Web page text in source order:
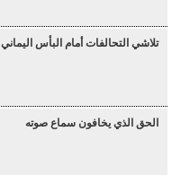
تلاشي التحالفات أمام البأس اليماني
الحق الذي يخافون سماع صوته